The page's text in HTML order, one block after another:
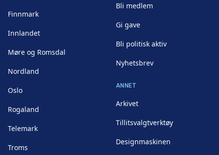
Finnmark
Innlandet
Møre og Romsdal
Nordland
Oslo
Rogaland
Telemark
Troms
Bli medlem
Gi gave
Bli politisk aktiv
Nyhetsbrev
ANNET
Arkivet
Tillitsvalgtverktøy
Designmaskinen